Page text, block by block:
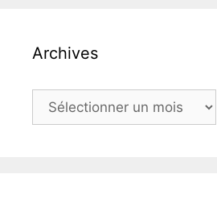
Archives
Archives